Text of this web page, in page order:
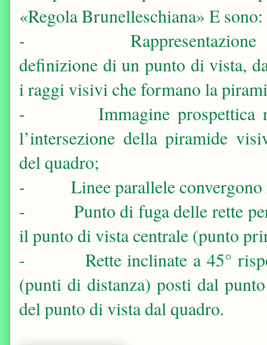
«Regola Brunelleschiana» E sono:
-
definizione di un punto di vista,
i raggi visivi che formano la
-
Immagine
l’intersezione della piramide
del quadro;
-
Linee parallele
-
Punto di fuga delle rette
il punto di vista centrale (punto
-
Rette inclinate a 45°
(punti di distanza) posti dal
del punto di vista dal quadro.